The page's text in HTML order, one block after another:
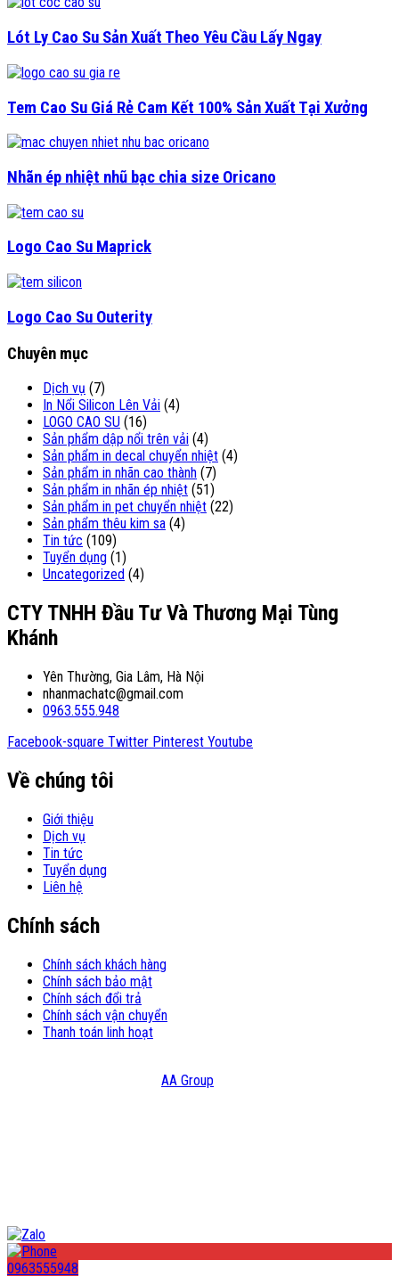
Lót Ly Cao Su Sản Xuất Theo Yêu Cầu Lấy Ngay
Tem Cao Su Giá Rẻ Cam Kết 100% Sản Xuất Tại Xưởng
Nhãn ép nhiệt nhũ bạc chia size Oricano
Logo Cao Su Maprick
Logo Cao Su Outerity
Chuyên mục
Dịch vụ (7)
In Nổi Silicon Lên Vải (4)
LOGO CAO SU (16)
Sản phẩm dập nổi trên vải (4)
Sản phẩm in decal chuyển nhiệt (4)
Sản phẩm in nhãn cao thành (7)
Sản phẩm in nhãn ép nhiệt (51)
Sản phẩm in pet chuyển nhiệt (22)
Sản phẩm thêu kim sa (4)
Tin tức (109)
Tuyển dụng (1)
Uncategorized (4)
CTY TNHH Đầu Tư Và Thương Mại Tùng
Khánh
Yên Thường, Gia Lâm, Hà Nội
nhanmachatc@gmail.com
0963.555.948
Facebook-square Twitter Pinterest Youtube
Về chúng tôi
Giới thiệu
Dịch vụ
Tin tức
Tuyển dụng
Liên hệ
Chính sách
Chính sách khách hàng
Chính sách bảo mật
Chính sách đổi trả
Chính sách vận chuyển
Thanh toán linh hoạt
AA Group
0963555948